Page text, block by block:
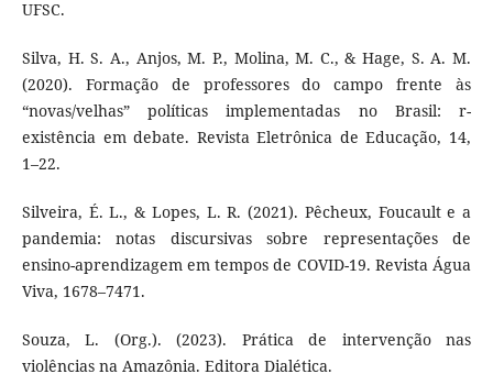
UFSC.
Silva, H. S. A., Anjos, M. P., Molina, M. C., & Hage, S. A. M.
(2020). Formação de professores do campo frente às
“novas/velhas” políticas implementadas no Brasil: r-
existência em debate. Revista Eletrônica de Educação, 14,
1–22.
Silveira, É. L., & Lopes, L. R. (2021). Pêcheux, Foucault e a
pandemia: notas discursivas sobre representações de
ensino-aprendizagem em tempos de COVID-19. Revista Água
Viva, 1678–7471.
Souza, L. (Org.). (2023). Prática de intervenção nas
violências na Amazônia. Editora Dialética.